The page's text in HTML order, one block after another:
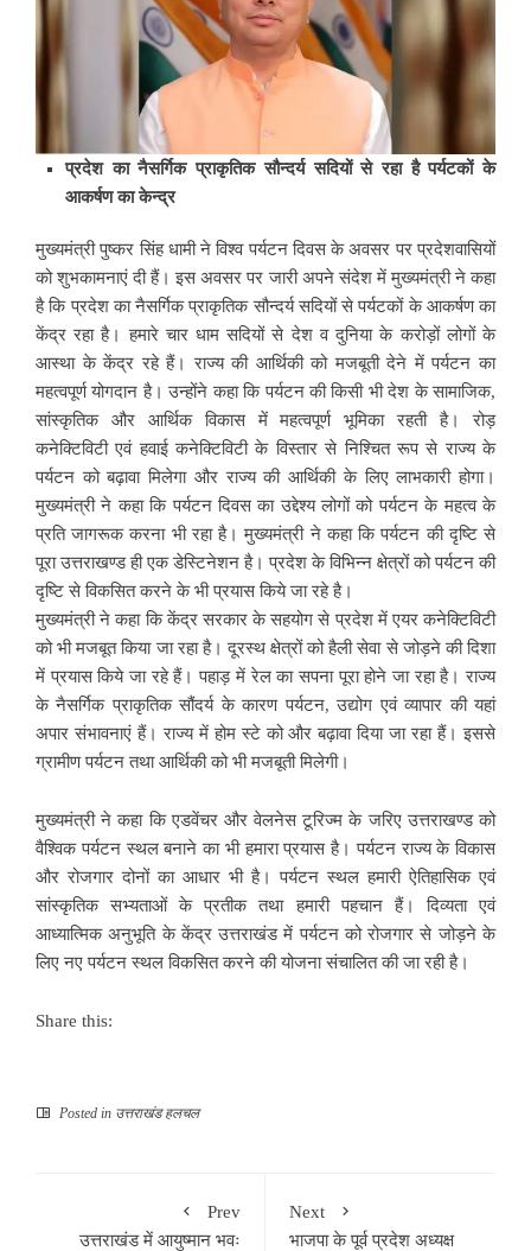
प्रदेश का नैसर्गिक प्राकृतिक सौन्दर्य सदियों से रहा है पर्यटकों के
आकर्षण का केन्द्र
मुख्यमंत्री पुष्कर सिंह धामी ने विश्व पर्यटन दिवस के अवसर पर प्रदेशवासियों
को शुभकामनाएं दी हैं। इस अवसर पर जारी अपने संदेश में मुख्यमंत्री ने कहा
है कि प्रदेश का नैसर्गिक प्राकृतिक सौन्दर्य सदियों से पर्यटकों के आकर्षण का
केंद्र रहा है। हमारे चार धाम सदियों से देश व दुनिया के करोड़ों लोगों के
आस्था के केंद्र रहे हैं। राज्य की आर्थिकी को मजबूती देने में पर्यटन का
महत्वपूर्ण योगदान है। उन्होंने कहा कि पर्यटन की किसी भी देश के सामाजिक,
सांस्कृतिक और आर्थिक विकास में महत्वपूर्ण भूमिका रहती है। रोड़
कनेक्टिविटी एवं हवाई कनेक्टिविटी के विस्तार से निश्चित रूप से राज्य के
पर्यटन को बढ़ावा मिलेगा और राज्य की आर्थिकी के लिए लाभकारी होगा।
मुख्यमंत्री ने कहा कि पर्यटन दिवस का उद्देश्य लोगों को पर्यटन के महत्व के
प्रति जागरूक करना भी रहा है। मुख्यमंत्री ने कहा कि पर्यटन की दृष्टि से
पूरा उत्तराखण्ड ही एक डेस्टिनेशन है। प्रदेश के विभिन्न क्षेत्रों को पर्यटन की
दृष्टि से विकसित करने के भी प्रयास किये जा रहे है।
मुख्यमंत्री ने कहा कि केंद्र सरकार के सहयोग से प्रदेश में एयर कनेक्टिविटी
को भी मजबूत किया जा रहा है। दूरस्थ क्षेत्रों को हैली सेवा से जोड़ने की दिशा
में प्रयास किये जा रहे हैं। पहाड़ में रेल का सपना पूरा होने जा रहा है। राज्य
के नैसर्गिक प्राकृतिक सौंदर्य के कारण पर्यटन, उद्योग एवं व्यापार की यहां
अपार संभावनाएं हैं। राज्य में होम स्टे को और बढ़ावा दिया जा रहा हैं। इससे
ग्रामीण पर्यटन तथा आर्थिकी को भी मजबूती मिलेगी।
मुख्यमंत्री ने कहा कि एडवेंचर और वेलनेस टूरिज्म के जरिए उत्तराखण्ड को
वैश्विक पर्यटन स्थल बनाने का भी हमारा प्रयास है। पर्यटन राज्य के विकास
और रोजगार दोनों का आधार भी है। पर्यटन स्थल हमारी ऐतिहासिक एवं
सांस्कृतिक सभ्यताओं के प्रतीक तथा हमारी पहचान हैं। दिव्यता एवं
आध्यात्मिक अनुभूति के केंद्र उत्तराखंड में पर्यटन को रोजगार से जोड़ने के
लिए नए पर्यटन स्थल विकसित करने की योजना संचालित की जा रही है।
Share this:
Posted in उत्तराखंड हलचल
Prev
उत्तराखंड में आयुष्मान भवः
Next
भाजपा के पूर्व प्रदेश अध्यक्ष